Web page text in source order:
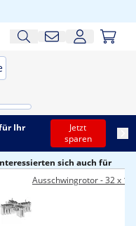
Ihr
Jetzt
sparen
sich auch für
Ausschwingrotor - 32 x 10